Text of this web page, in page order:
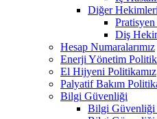
Diğer
Diş
Hesap Numaralarımız
Enerji Yönetim
El Hijyeni Politikamız
Palyatif Bakım
Bilgi Güvenliği
Bilgi Güvenliği